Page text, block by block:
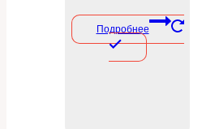
Подробнее